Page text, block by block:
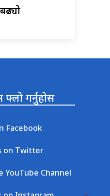
गर्नुहोस
Facebook
on Twitter
YouTube Channel